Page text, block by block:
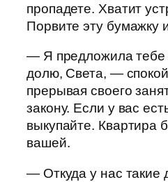
пропадете. Хватит
Порвите эту бумажку
— Я предложила тебе
долю, Света, —
прерывая своего
закону. Если у вас
выкупайте. Квартира
вашей.
— Откуда у нас такие